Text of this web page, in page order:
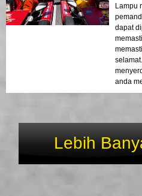
Lampu
dapat
anda
Lebih